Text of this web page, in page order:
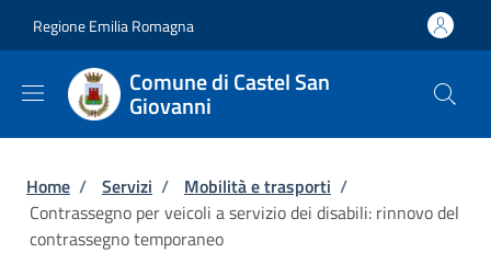
Regione Emilia Romagna
Comune di Castel San
Giovanni
Briciole di pane
Home / Servizi / Mobilità e trasporti /
Contrassegno per veicoli a servizio dei disabili: rinnovo del
contrassegno temporaneo